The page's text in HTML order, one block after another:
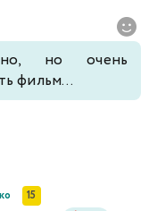
но очень
фильм...
15